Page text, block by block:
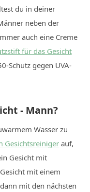
du in deiner
neben der
auch eine Creme
für das Gesicht
Schutz gegen UVA-
- Mann?
Wasser zu
Gesichtsreinigerauf,
Gesicht mit
mit einem
mit den nächsten